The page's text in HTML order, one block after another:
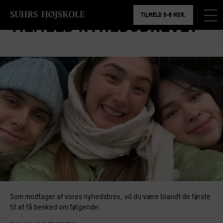
BOOK RUNDVISNING
Tilmeld nyhedsbrevet
Som modtager af vores nyhedsbrev, vil du være blandt de første
til at få besked om følgende: